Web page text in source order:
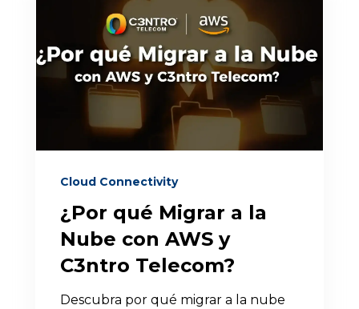
Cloud Connectivity
¿Por qué Migrar a la
Nube con AWS y
C3ntro Telecom?
Descubra por qué migrar a la nube